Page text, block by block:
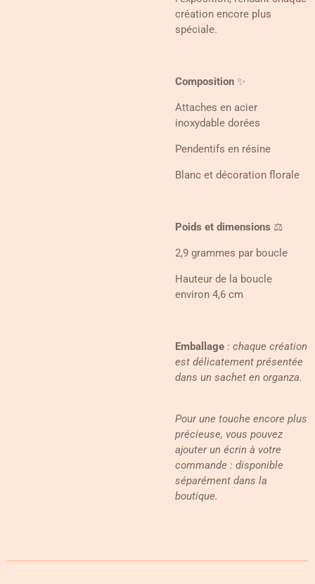
création encore plus
spéciale.
Composition ✨
Attaches en acier
inoxydable dorées
Pendentifs en résine
Blanc et décoration florale
Poids et dimensions ⚖️
2,9 grammes par boucle
Hauteur de la boucle
environ 4,6 cm
Emballage : chaque création
est délicatement présentée
dans un sachet en organza.
Pour une touche encore plus
précieuse, vous pouvez
ajouter un écrin à votre
commande : disponible
séparément dans la
boutique.